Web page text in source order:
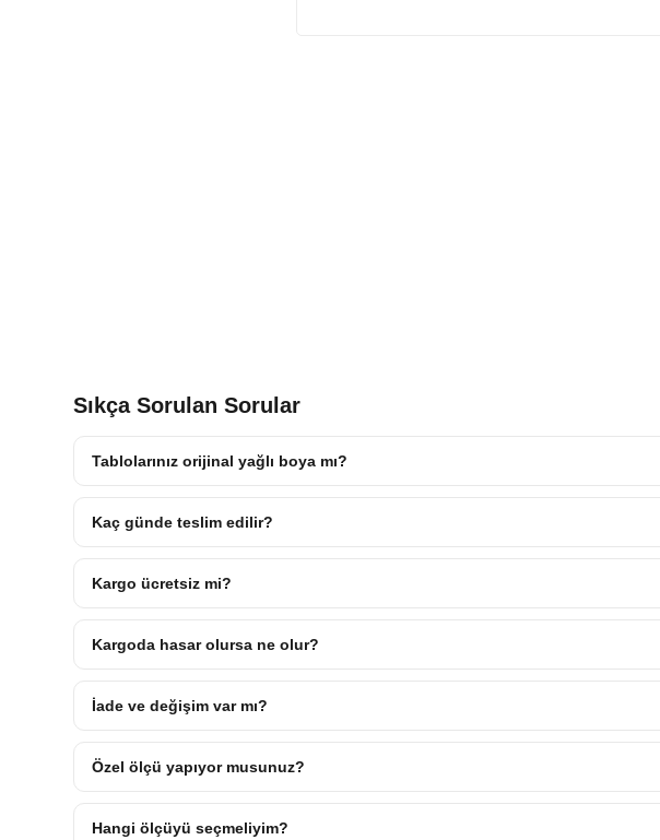
Sıkça Sorulan Sorular
Tablolarınız orijinal yağlı boya mı?
Kaç günde teslim edilir?
Kargo ücretsiz mi?
Kargoda hasar olursa ne olur?
İade ve değişim var mı?
Özel ölçü yapıyor musunuz?
Hangi ölçüyü seçmeliyim?